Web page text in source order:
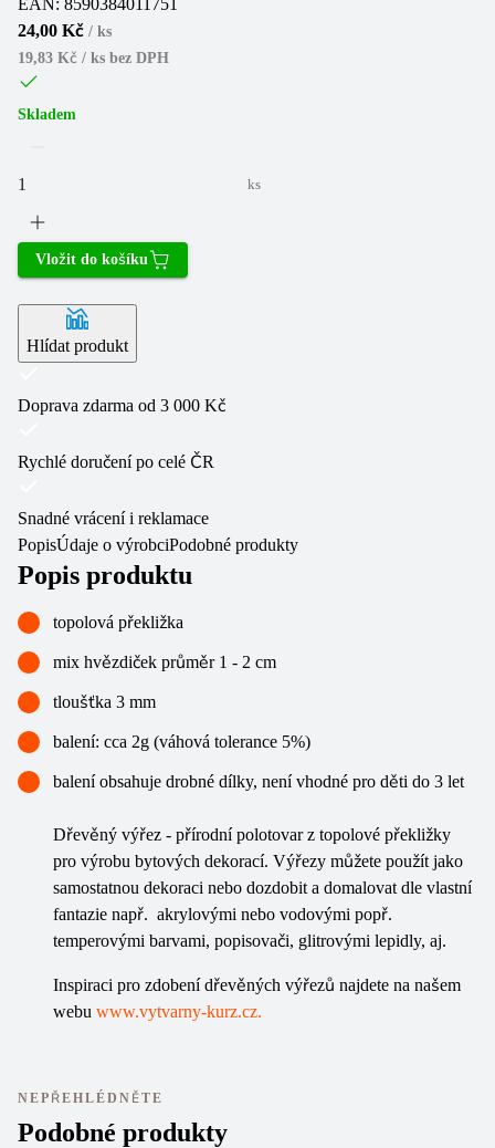
EAN: 8590384011751
24,00 Kč / ks
19,83 Kč / ks bez DPH
Skladem
ks
Vložit do košíku
Hlídat produkt
Doprava zdarma od 3 000 Kč
Rychlé doručení po celé ČR
Snadné vrácení i reklamace
PopisÚdaje o výrobciPodobné produkty
Popis produktu
topolová překližka
mix hvězdiček průměr 1 - 2 cm
tloušťka 3 mm
balení: cca 2g (váhová tolerance 5%)
balení obsahuje drobné dílky, není vhodné pro děti do 3 let
Dřevěný výřez - přírodní polotovar z topolové překližky
pro výrobu bytových dekorací. Výřezy můžete použít jako
samostatnou dekoraci nebo dozdobit a domalovat dle vlastní
fantazie např. akrylovými nebo vodovými popř.
temperovými barvami, popisovači, glitrovými lepidly, aj.
Inspiraci pro zdobení dřevěných výřezů najdete na našem
webu www.vytvarny-kurz.cz.
NEPŘEHLÉDNĚTE
Podobné produkty